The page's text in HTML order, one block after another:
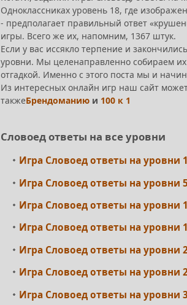
Одноклассниках уровень 18, где
- предполагает правильный ответ
игры. Всего же их, напомним, 1367 штук.
Если у вас иссякло терпение и
уровни. Мы целенаправленно собираем их
отгадкой. Именно с этого поста мы и
Из интересных онлайн игр наш сайт
такжеБрендоманию и 100 к 1
Словоед ответы на все уровни
Игра Словоед ответы на уровни
Игра Словоед ответы на уровни
Игра Словоед ответы на уровни
Игра Словоед ответы на уровни
Игра Словоед ответы на уровни
Игра Словоед ответы на уровни
Игра Словоед ответы на уровни